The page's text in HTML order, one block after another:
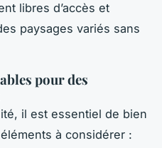
libres d’accès et
paysages variés sans
pour des
il est essentiel de bien
à considérer :